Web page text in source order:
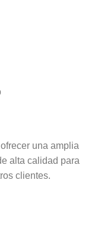
una amplia
alta calidad para
clientes.